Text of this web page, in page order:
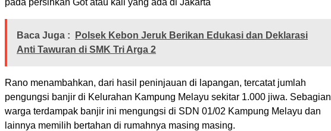
Baca Juga :
Polsek Kebon Jeruk Berikan Edukasi dan Deklarasi
Anti Tawuran di SMK Tri Arga 2
Rano menambahkan, dari hasil peninjauan di lapangan, tercatat jumlah
pengungsi banjir di Kelurahan Kampung Melayu sekitar 1.000 jiwa. Sebagian
warga terdampak banjir ini mengungsi di SDN 01/02 Kampung Melayu dan
lainnya memilih bertahan di rumahnya masing masing.